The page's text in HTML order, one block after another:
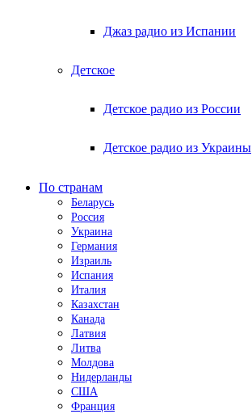
Джаз радио из Испании
Детское
Детское радио из России
Детское радио из Украины
По странам
Беларусь
Россия
Украина
Германия
Израиль
Испания
Италия
Казахстан
Канада
Латвия
Литва
Молдова
Нидерланды
США
Франция